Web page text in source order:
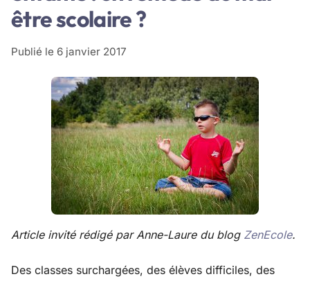
être scolaire ?
Publié le 6 janvier 2017
Article invité rédigé par Anne-Laure du blog ZenEcole.
Des classes surchargées, des élèves difficiles, des